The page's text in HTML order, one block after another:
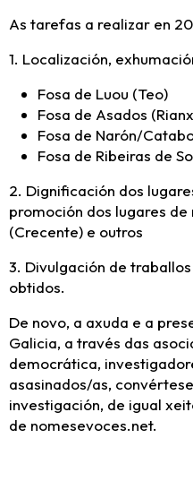
As tarefas a realizar en
1. Localización,
Fosa de Luou (Teo)
Fosa de Asados
Fosa de Narón/
Fosa de Ribeiras de
2. Dignificación dos
promoción dos lugares
(Crecente) e outros
3. Divulgación de
obtidos.
De novo, a axuda e a
Galicia, a través das
democrática,
asasinados/as,
investigación, de igual
de nomesevoces.net.